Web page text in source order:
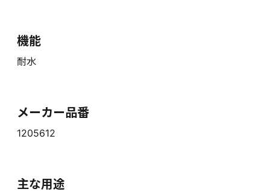
機能
耐水
メーカー品番
1205612
主な用途